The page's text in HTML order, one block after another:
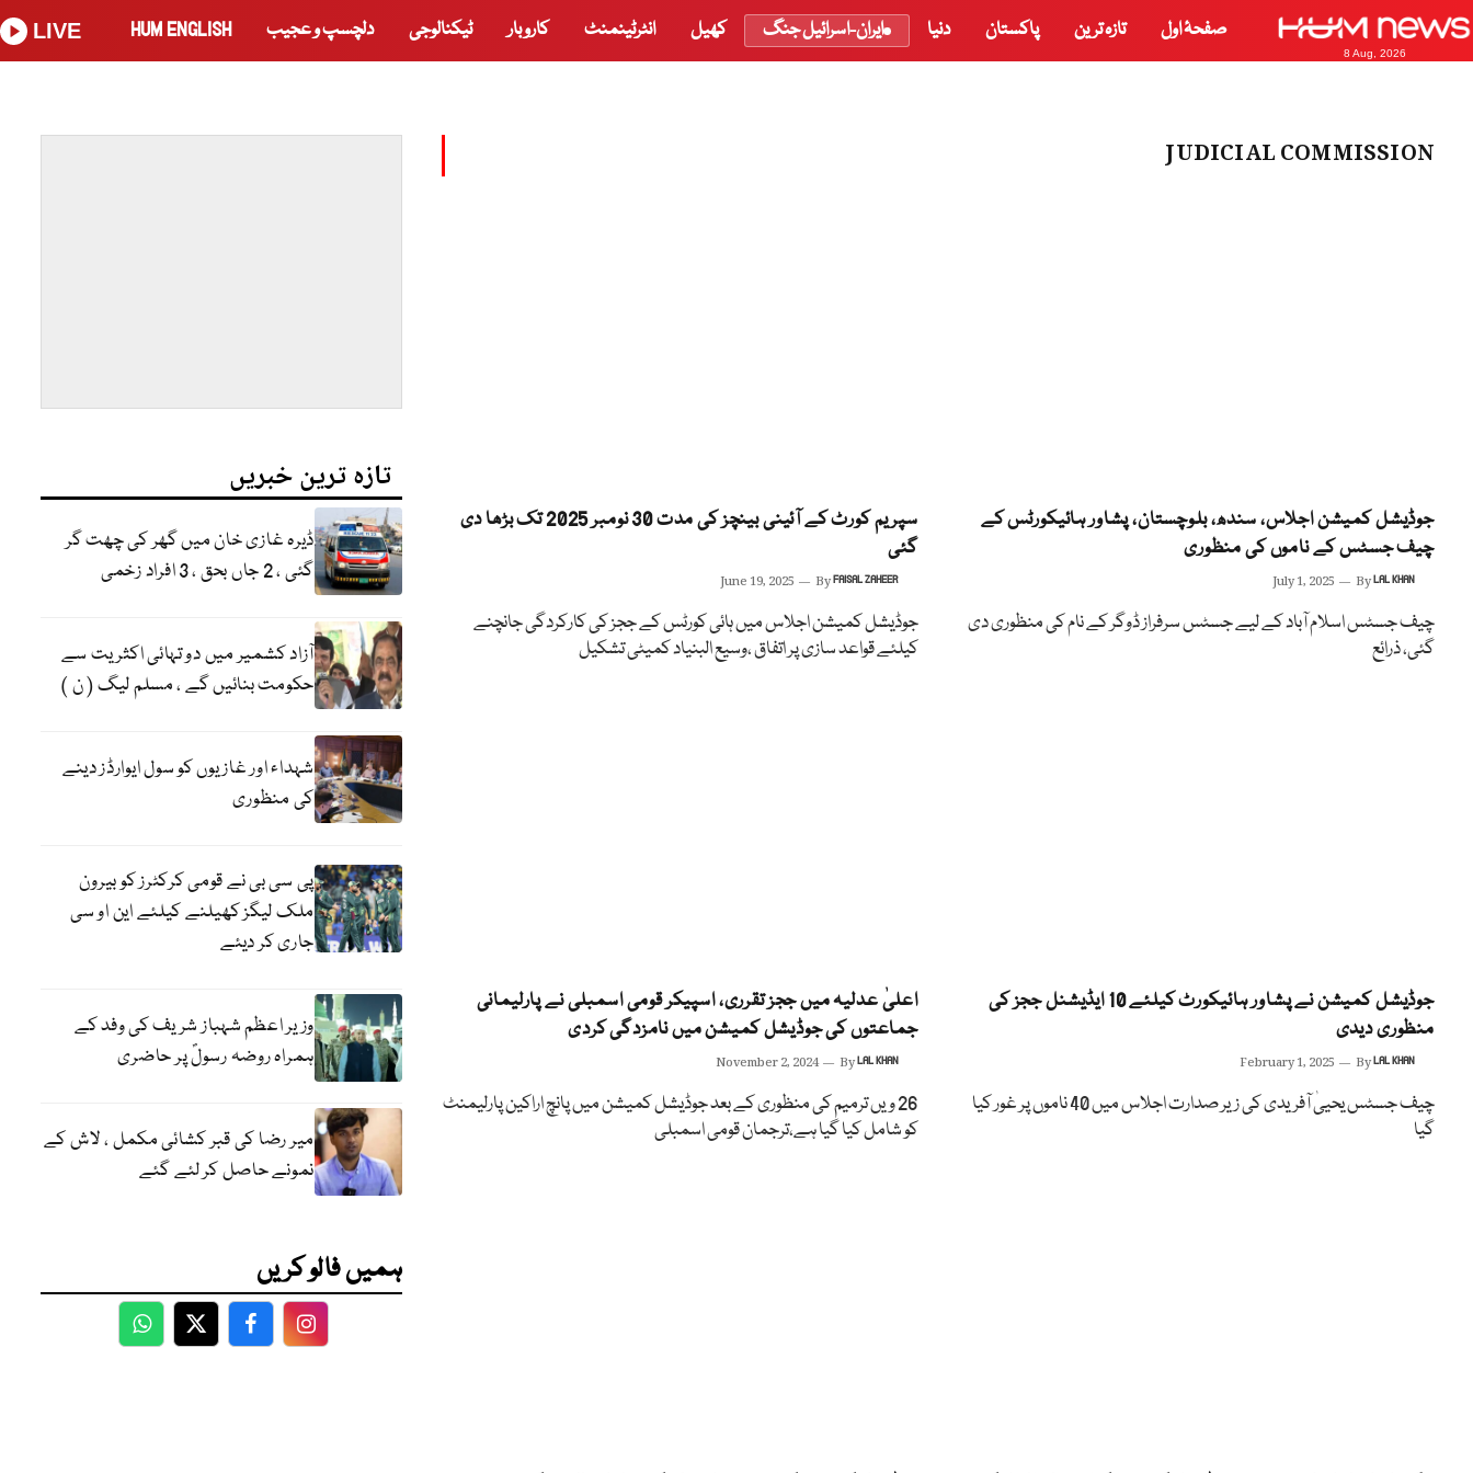
8 Aug, 2026
صفحۂ اول تازہ ترین پاکستان دنیا ایران-اسرائیل جنگ کھیل انٹرٹینمنٹ کاروبار ٹیکنالوجی دلچسپ و عجیب HUM ENGLISH
LIVE
JUDICIAL COMMISSION
جوڈیشل کمیشن اجلاس، سندھ، بلوچستان، پشاور ہائیکورٹس کے
چیف جسٹس کے ناموں کی منظوری
July 1, 2025 ByLAL KHAN
چیف جسٹس اسلام آباد کے لیے جسٹس سرفراز ڈوگر کے نام کی منظوری دی
گئی، ذرائع
سپریم کورٹ کے آئینی بینچز کی مدت 30 نومبر 2025 تک بڑھا دی
گئی
June 19, 2025 ByFAISAL ZAHEER
جوڈیشل کمیشن اجلاس میں ہائی کورٹس کے ججز کی کارکردگی جانچنے
کیلئے قواعد سازی پر اتفاق ،وسیع البنیاد کمیٹی تشکیل
جوڈیشل کمیشن نے پشاور ہائیکورٹ کیلئے 10 ایڈیشنل ججز کی
منظوری دیدی
February 1, 2025 ByLAL KHAN
چیف جسٹس یحییٰ آفریدی کی زیر صدارت اجلاس میں 40 ناموں پر غور کیا
گیا
اعلیٰ عدلیہ میں ججز تقرری، اسپیکر قومی اسمبلی نے پارلیمانی
جماعتوں کی جوڈیشل کمیشن میں نامزدگی کردی
November 2, 2024 ByLAL KHAN
26 ویں ترمیم کی منظوری کے بعد جوڈیشل کمیشن میں پانچ اراکین پارلیمنٹ
کو شامل کیا گیا ہے،ترجمان قومی اسمبلی
تازہ ترین خبریں
ڈیرہ غازی خان میں گھر کی چھت گر
گئی ، 2 جاں بحق ، 3 افراد زخمی
آزاد کشمیر میں دو تہائی اکثریت سے
حکومت بنائیں گے ، مسلم لیگ ( ن )
شہداء اور غازیوں کو سول ایوارڈز دینے
کی منظوری
پی سی بی نے قومی کرکٹرز کو بیرون
ملک لیگز کھیلنے کیلئے این او سی
جاری کر دیئے
وزیر اعظم شہباز شریف کی وفد کے
ہمراہ روضہ رسولؐ پر حاضری
میر رضا کی قبر کشائی مکمل ، لاش کے
نمونے حاصل کر لئے گئے
ہمیں فالو کریں
WhatsApp
TwitterFacebookFacebook